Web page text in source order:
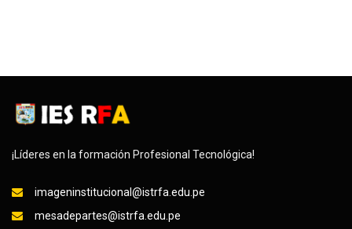
¡Líderes en la formación Profesional Tecnológica!
imageninstitucional@istrfa.edu.pe
mesadepartes@istrfa.edu.pe